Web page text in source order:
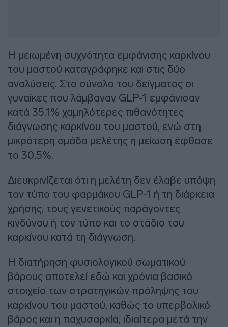
Η μειωμένη συχνότητα εμφάνισης καρκίνου
του μαστού καταγράφηκε και στις δύο
αναλύσεις. Στο σύνολο του δείγματος οι
γυναίκες που λάμβαναν GLP-1 εμφάνισαν
κατά 35,1% χαμηλότερες πιθανότητες
διάγνωσης καρκίνου του μαστού, ενώ στη
μικρότερη ομάδα μελέτης η μείωση έφθασε
το 30,5%.
Διευκρινίζεται ότι η μελέτη δεν έλαβε υπόψη
τον τύπο του φαρμάκου GLP-1 ή τη διάρκεια
χρήσης, τους γενετικούς παράγοντες
κινδύνου ή τον τύπο και το στάδιο του
καρκίνου κατά τη διάγνωση.
Η διατήρηση φυσιολογικού σωματικού
βάρους αποτελεί εδώ και χρόνια βασικό
στοιχείο των στρατηγικών πρόληψης του
καρκίνου του μαστού, καθώς το υπερβολικό
βάρος και η παχυσαρκία, ιδιαίτερα μετά την